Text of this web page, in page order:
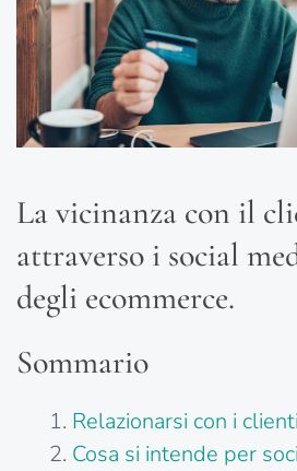
La vicinanza con il
attraverso i social
degli ecommerce.
Sommario
Relazionarsi con i clienti
Cosa si intende per